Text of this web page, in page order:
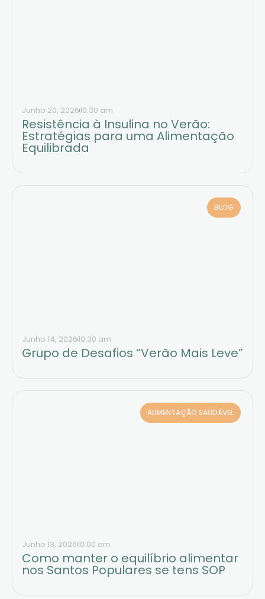
Junho 20, 202610:30 am
Resistência à Insulina no Verão:
Estratégias para uma Alimentação
Equilibrada
BLOG
Junho 14, 202610:30 am
Grupo de Desafios “Verão Mais Leve”
ALIMENTAÇÃO SAUDÁVEL
Junho 13, 202610:00 am
Como manter o equilíbrio alimentar
nos Santos Populares se tens SOP